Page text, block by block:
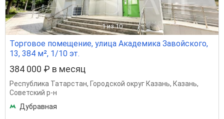
1 из 10
Торговое помещение, улица Академика Завойского,
13, 384 м², 1/10 эт.
384 000 ₽ в месяц
Республика Татарстан, Городской округ Казань, Казань,
Советский р-н
Дубравная